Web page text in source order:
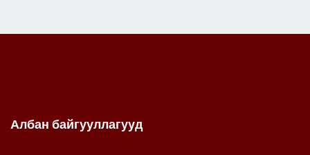
Албан байгууллагууд